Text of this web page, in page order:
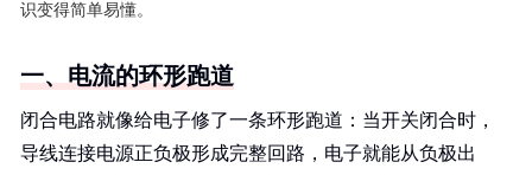
识变得简单易懂。
一、电流的环形跑道
闭合电路就像给电子修了一条环形跑道：当开关闭合时，
导线连接电源正负极形成完整回路，电子就能从负极出